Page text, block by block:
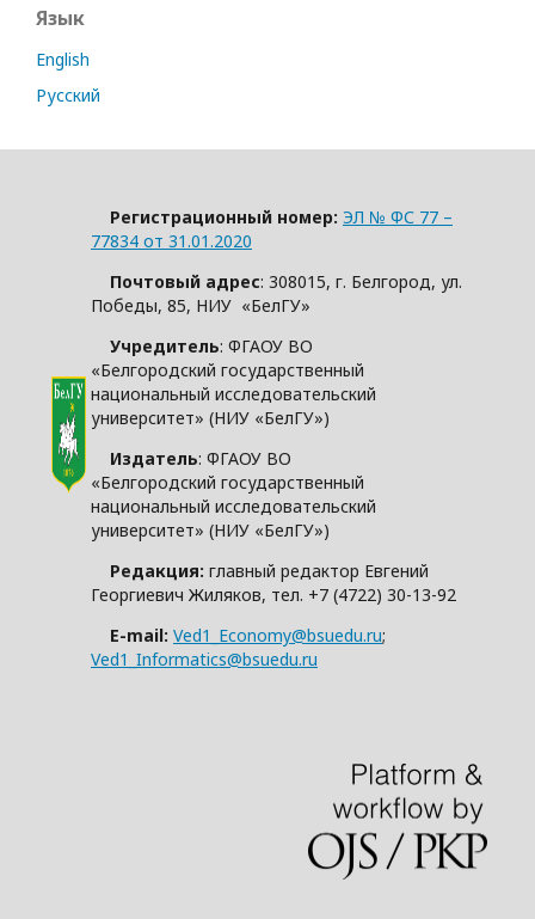
Язык
English
Русский
Регистрационный номер: ЭЛ № ФС 77 –
77834 от 31.01.2020
Почтовый адрес: 308015, г. Белгород, ул.
Победы, 85, НИУ «БелГУ»
Учредитель: ФГАОУ ВО
«Белгородский государственный
национальный исследовательский
университет» (НИУ «БелГУ»)
Издатель: ФГАОУ ВО
«Белгородский государственный
национальный исследовательский
университет» (НИУ «БелГУ»)
Редакция: главный редактор Евгений
Георгиевич Жиляков, тел. +7 (4722) 30-13-92
E-mail: Ved1_Economy@bsuedu.ru;
Ved1_Informatics@bsuedu.ru